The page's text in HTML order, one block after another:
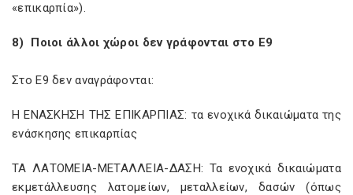
«επικαρπία»).
8) Ποιοι άλλοι χώροι δεν γράφονται στο Ε9
Στο Ε9 δεν αναγράφονται:
H ΕΝΑΣΚΗΣΗ ΤΗΣ ΕΠΙΚΑΡΠΙΑΣ: τα ενοχικά δικαιώματα της
ενάσκησης επικαρπίας
ΤΑ ΛΑΤΟΜΕΙΑ-ΜΕΤΑΛΛΕΙΑ-ΔΑΣΗ: Τα ενοχικά δικαιώματα
εκμετάλλευσης λατομείων, μεταλλείων, δασών (όπως